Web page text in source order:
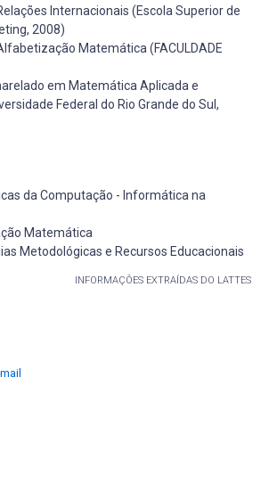
Internacionais (Escola Superior de
2008)
Matemática (FACULDADE
em Matemática Aplicada e
Federal do Rio Grande do Sul,
da Computação - Informática na
Matemática
Metodológicas e Recursos Educacionais
INFORMAÇÕES EXTRAÍDAS DO LATTES